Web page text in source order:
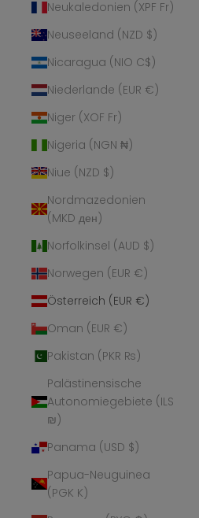
Neukaledonien (XPF Fr)
Neuseeland (NZD $)
Nicaragua (NIO C$)
Niederlande (EUR €)
Niger (XOF Fr)
Nigeria (NGN ₦)
Niue (NZD $)
Nordmazedonien
(MKD ден)
Norfolkinsel (AUD $)
Norwegen (EUR €)
Österreich (EUR €)
Oman (EUR €)
Pakistan (PKR ₨)
Palästinensische
Autonomiegebiete (ILS
₪)
Panama (USD $)
Papua-Neuguinea
(PGK K)